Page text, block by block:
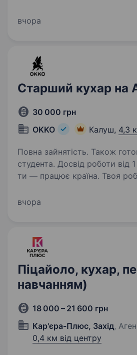
до технологічних карт і рецептів.
вчора
Старший кухар на
30 000 грн
OKKO
Калуш, 4,3
Повна зайнятість. Також
студента. Досвід роботи від 1 року.
ти — працює країна. Твоя
формуймо надійний тил
приймаємо на роботу…
вчора
Піцайоло, кухар,
навчанням)
18 000 – 21 600 грн
Кар'єра-Плюс, Захід,
0,4 км від центру